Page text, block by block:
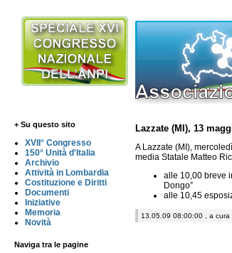
+ Su questo sito
XVII° Congresso
150° Unità d'Italia
Archivio
Attività in Lombardia
Costituzione e Diritti
Documenti
Iniziative
Memoria
Novità
Naviga tra le pagine
Lazzate (MI), 13
A Lazzate (MI), mercoledì
media Statale Matteo
alle 10,00 breve
Dongo”
alle 10,45
13.05.09 08:00:00 , a cura